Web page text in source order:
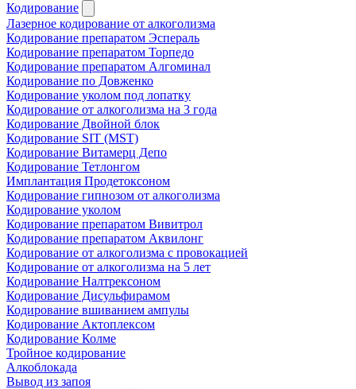
Кодирование
Лазерное кодирование от алкоголизма
Кодирование препаратом Эспераль
Кодирование препаратом Торпедо
Кодирование препаратом Алгоминал
Кодирование по Довженко
Кодирование уколом под лопатку
Кодирование от алкоголизма на 3 года
Кодирование Двойной блок
Кодирование SIT (MST)
Кодирование Витамерц Депо
Кодирование Тетлонгом
Имплантация Продетоксоном
Кодирование гипнозом от алкоголизма
Кодирование уколом
Кодирование препаратом Вивитрол
Кодирование препаратом Аквилонг
Кодирование от алкоголизма с провокацией
Кодирование от алкоголизма на 5 лет
Кодирование Налтрексоном
Кодирование Дисульфирамом
Кодирование вшиванием ампулы
Кодирование Актоплексом
Кодирование Колме
Тройное кодирование
Алкоблокада
Вывод из запоя